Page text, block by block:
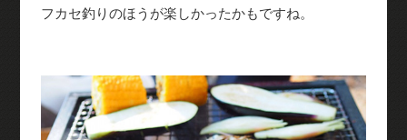
フカセ釣りのほうが楽しかったかもですね。